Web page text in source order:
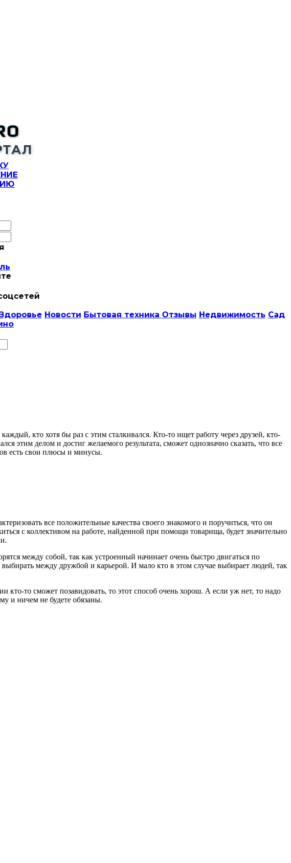
Новости Бытовая техника Отзывы Недвижимость Сад
кто хотя бы раз с этим сталкивался. Кто-то ищет работу через друзей, кто-
этим делом и достиг желаемого результата, сможет однозначно сказать, что все
есть свои плюсы и минусы.
все положительные качества своего знакомого и поручиться, что он
с коллективом на работе, найденной при помощи товарища, будет значительно
между собой, так как устроенный начинает очень быстро двигаться по
между дружбой и карьерой. И мало кто в этом случае выбирает людей, так
кто-то сможет позавидовать, то этот способ очень хорош. А если уж нет, то надо
и ничем не будете обязаны.